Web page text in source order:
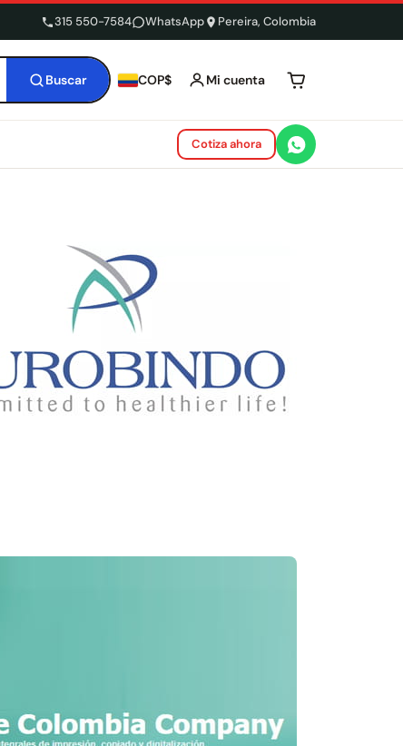
315 550-7584 WhatsApp Pereira, Colombia
Buscar COP$ Mi cuenta Tu carrito está
Cotiza ahora